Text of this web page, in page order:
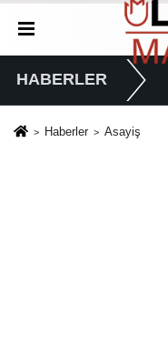
HABERLER
Haberler Asayiş